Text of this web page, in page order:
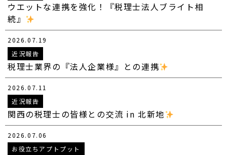
ウエットな連携を強化！『税理士法人ブライト相
続』
2026.07.19
近況報告
税理士業界の『法人企業様』との連携
2026.07.11
近況報告
関西の税理士の皆様との交流 in 北新地
2026.07.06
お役立ちアプトプット